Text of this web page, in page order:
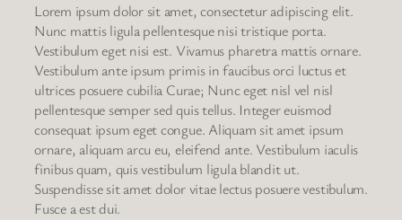
Lorem ipsum dolor sit amet, consectetur adipiscing elit.
Nunc mattis ligula pellentesque nisi tristique porta.
Vestibulum eget nisi est. Vivamus pharetra mattis ornare.
Vestibulum ante ipsum primis in faucibus orci luctus et
ultrices posuere cubilia Curae; Nunc eget nisl vel nisl
pellentesque semper sed quis tellus. Integer euismod
consequat ipsum eget congue. Aliquam sit amet ipsum
ornare, aliquam arcu eu, eleifend ante. Vestibulum iaculis
finibus quam, quis vestibulum ligula blandit ut.
Suspendisse sit amet dolor vitae lectus posuere vestibulum.
Fusce a est dui.